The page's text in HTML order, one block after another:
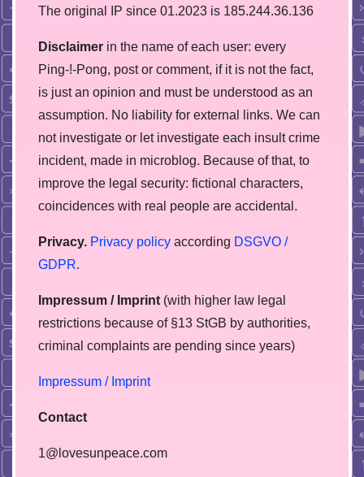
The original IP since 01.2023 is 185.244.36.136
Disclaimer in the name of each user: every
Ping-!-Pong, post or comment, if it is not the fact,
is just an opinion and must be understood as an
assumption. No liability for external links. We can
not investigate or let investigate each insult crime
incident, made in microblog. Because of that, to
improve the legal security: fictional characters,
coincidences with real people are accidental.
Privacy. Privacy policy according DSGVO /
GDPR.
Impressum / Imprint (with higher law legal
restrictions because of §13 StGB by authorities,
сriminal complaints are pending since years)
Impressum / Imprint
Contact
1@lovesunpeace.com